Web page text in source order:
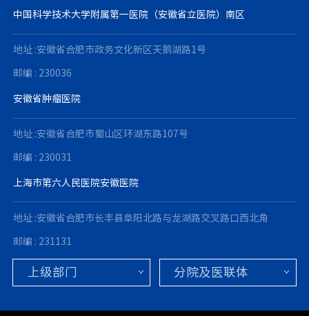
中国科学技术大学附属第一医院（安徽省立医院）南区
地址 :安徽省合肥市政务文化新区天鹅湖路1号
邮编 : 230036
安徽省肿瘤医院
地址 :安徽省合肥市蜀山区环湖东路107号
邮编 : 230031
上海市第六人民医院安徽医院
地址 :安徽省合肥市长丰县阜阳北路与龙湖路交叉路口西北角
邮编 : 231131